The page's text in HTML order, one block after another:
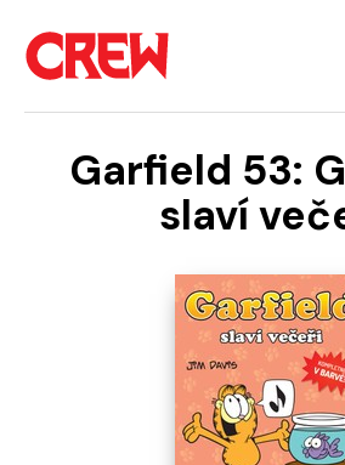
Garfield 53:
slaví